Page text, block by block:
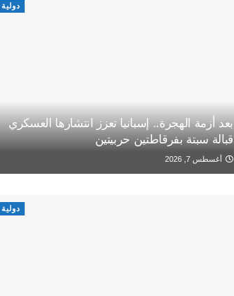
دولية
بعد أزمة الهجرة.. إسبانيا تعزز انتشارها العسكري
قبالة سبتة بفرقاطتين حربيتين
أغسطس 7, 2026
دولية